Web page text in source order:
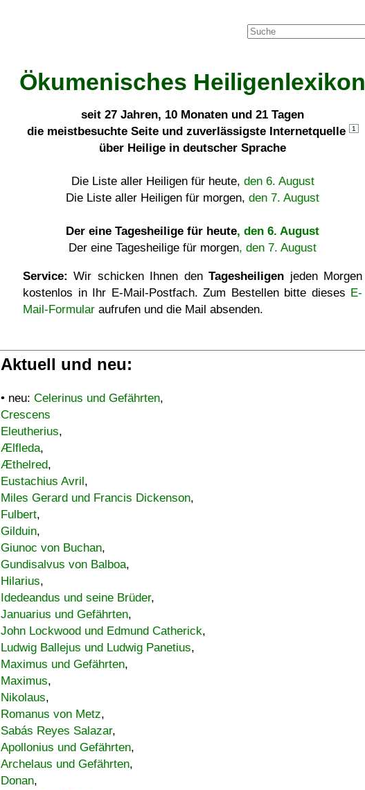
Ökumenisches Heiligenlexikon
seit 27 Jahren, 10 Monaten und 21 Tagen
die meistbesuchte Seite und zuverlässigste Internetquelle
1
über Heilige in deutscher Sprache
Die Liste aller Heiligen für heute, den 6. August
Die Liste aller Heiligen für morgen, den 7. August
Der eine Tagesheilige für heute, den 6. August
Der eine Tagesheilige für morgen, den 7. August
Service: Wir schicken Ihnen denTagesheiligen jeden Morgen
kostenlos in Ihr E-Mail-Postfach. Zum Bestellen bitte dieses E-
Mail-Formular aufrufen und die Mail absenden.
Aktuell und neu:
• neu: Celerinus und Gefährten,
Crescens
Eleutherius,
Ælfleda,
Æthelred,
Eustachius Avril,
Miles Gerard und Francis Dickenson,
Fulbert,
Gilduin,
Giunoc von Buchan,
Gundisalvus von Balboa,
Hilarius,
Idedeandus und seine Brüder,
Januarius und Gefährten,
John Lockwood und Edmund Catherick,
Ludwig Ballejus und Ludwig Panetius,
Maximus und Gefährten,
Maximus,
Nikolaus,
Romanus von Metz,
Sabás Reyes Salazar,
Apollonius und Gefährten,
Archelaus und Gefährten,
Donan,